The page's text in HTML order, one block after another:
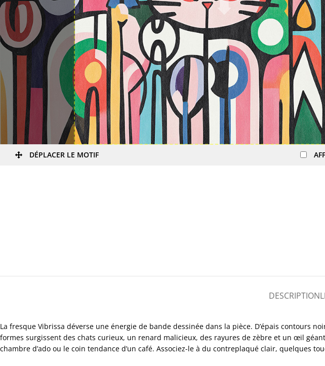
DÉPLACER LE MOTIF
DESCRIPTION
La fresque Vibrissa déverse une énergie de bande dessinée dans la pièce. D’épais contours
formes surgissent des chats curieux, un renard malicieux, des rayures de zèbre et un œil
chambre d’ado ou le coin tendance d’un café. Associez-le à du contreplaqué clair, quelques